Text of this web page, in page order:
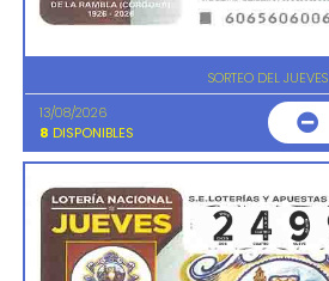
SORTEO DEL JUEVES
13/08/2026
8 DISPONIBLES